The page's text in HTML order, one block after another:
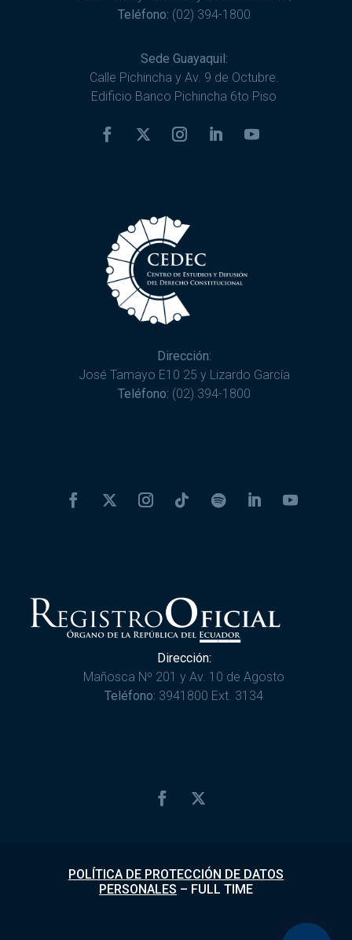
Teléfono: (02) 394-1800
Sede Guayaquil:
Calle Pichincha y Av. 9 de Octubre.
Edificio Banco Pichincha 6to Piso
Dirección:
José Tamayo E10 25 y Lizardo García
Teléfono: (02) 394-1800
Dirección:
Mañosca Nº 201 y Av. 10 de Agosto
Teléfono: 3941800 Ext. 3134
POLÍTICA DE PROTECCIÓN DE DATOS
PERSONALES – FULL TIME